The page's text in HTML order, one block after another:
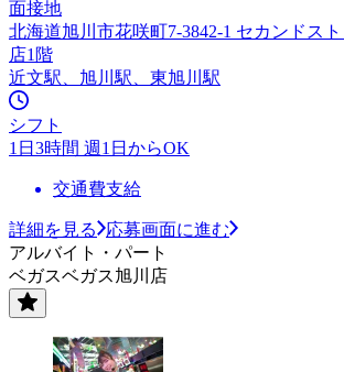
面接地
北海道旭川市花咲町7-3842-1 セカンドス
店1階
近文駅、旭川駅、東旭川駅
シフト
1日3時間 週1日からOK
交通費支給
詳細を見る
応募画面に進む
アルバイト・パート
ベガスベガス旭川店